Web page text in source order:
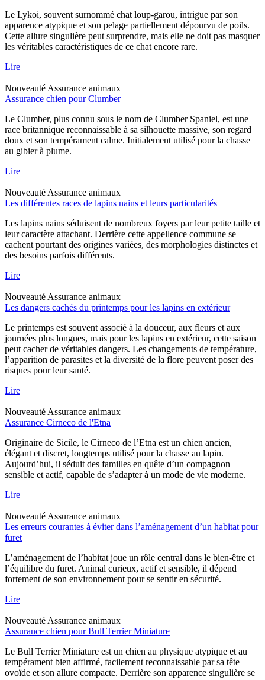
Le Lykoi, souvent surnommé chat loup-garou, intrigue par son
apparence atypique et son pelage partiellement dépourvu de poils.
Cette allure singulière peut surprendre, mais elle ne doit pas masquer
les véritables caractéristiques de ce chat encore rare.
Lire
Nouveauté Assurance animaux
Assurance chien pour Clumber
Le Clumber, plus connu sous le nom de Clumber Spaniel, est une
race britannique reconnaissable à sa silhouette massive, son regard
doux et son tempérament calme. Initialement utilisé pour la chasse
au gibier à plume.
Lire
Nouveauté Assurance animaux
Les différentes races de lapins nains et leurs particularités
Les lapins nains séduisent de nombreux foyers par leur petite taille et
leur caractère attachant. Derrière cette appellence commune se
cachent pourtant des origines variées, des morphologies distinctes et
des besoins parfois différents.
Lire
Nouveauté Assurance animaux
Les dangers cachés du printemps pour les lapins en extérieur
Le printemps est souvent associé à la douceur, aux fleurs et aux
journées plus longues, mais pour les lapins en extérieur, cette saison
peut cacher de véritables dangers. Les changements de température,
l’apparition de parasites et la diversité de la flore peuvent poser des
risques pour leur santé.
Lire
Nouveauté Assurance animaux
Assurance Cirneco de l'Etna
Originaire de Sicile, le Cirneco de l’Etna est un chien ancien,
élégant et discret, longtemps utilisé pour la chasse au lapin.
Aujourd’hui, il séduit des familles en quête d’un compagnon
sensible et actif, capable de s’adapter à un mode de vie moderne.
Lire
Nouveauté Assurance animaux
Les erreurs courantes à éviter dans l’aménagement d’un habitat pour
furet
L’aménagement de l’habitat joue un rôle central dans le bien-être et
l’équilibre du furet. Animal curieux, actif et sensible, il dépend
fortement de son environnement pour se sentir en sécurité.
Lire
Nouveauté Assurance animaux
Assurance chien pour Bull Terrier Miniature
Le Bull Terrier Miniature est un chien au physique atypique et au
tempérament bien affirmé, facilement reconnaissable par sa tête
ovoïde et son allure compacte. Derrière son apparence singulière se